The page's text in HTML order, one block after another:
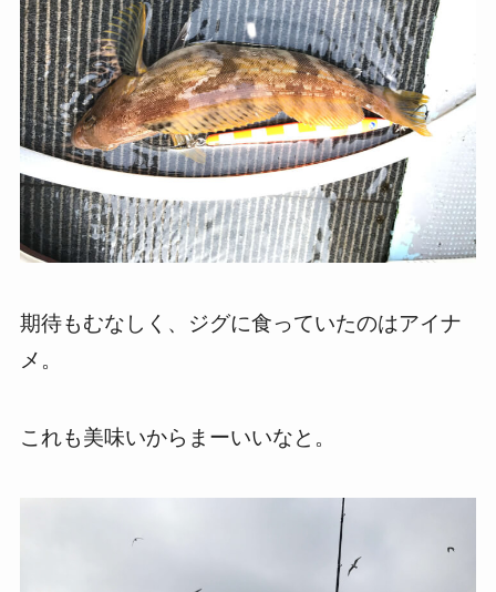
期待もむなしく、ジグに食っていたのはアイナ
メ。
これも美味いからまーいいなと。